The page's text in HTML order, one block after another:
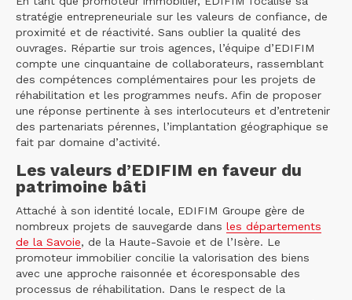
stratégie entrepreneuriale sur les valeurs de confiance, de
proximité et de réactivité. Sans oublier la qualité des
ouvrages. Répartie sur trois agences, l’équipe d’EDIFIM
compte une cinquantaine de collaborateurs, rassemblant
des compétences complémentaires pour les projets de
réhabilitation et les programmes neufs. Afin de proposer
une réponse pertinente à ses interlocuteurs et d’entretenir
des partenariats pérennes, l’implantation géographique se
fait par domaine d’activité.
Les valeurs d’EDIFIM en faveur du
patrimoine bâti
Attaché à son identité locale, EDIFIM Groupe gère de
nombreux projets de sauvegarde dans les départements
de la Savoie, de la Haute-Savoie et de l’Isère. Le
promoteur immobilier concilie la valorisation des biens
avec une approche raisonnée et écoresponsable des
processus de réhabilitation. Dans le respect de la